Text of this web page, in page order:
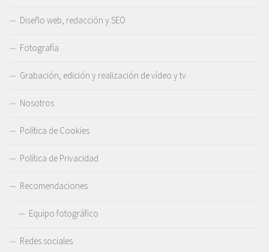
Diseño web, redacción y SEO
Fotografía
Grabación, edición y realización de vídeo y tv
Nosotros
Política de Cookies
Política de Privacidad
Recomendaciones
Equipo fotográfico
Redes sociales